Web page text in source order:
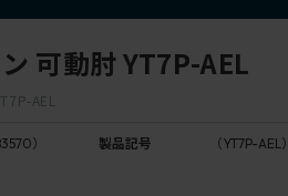
可動肘 YT7P-AEL
AEL
） 製品記号 （YT7P-AEL）